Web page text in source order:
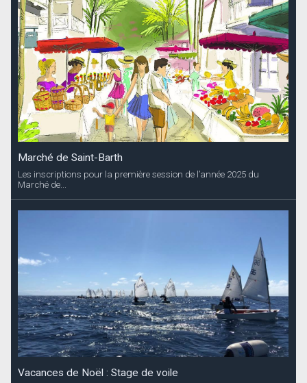
Marché de Saint-Barth
Les inscriptions pour la première session de l’année 2025 du
Marché de...
Vacances de Noël : Stage de voile